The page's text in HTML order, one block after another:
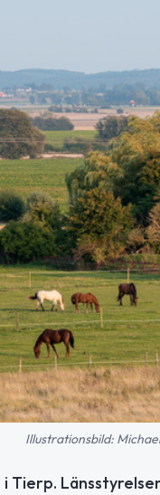
Illustrationsbild:
Tierp.